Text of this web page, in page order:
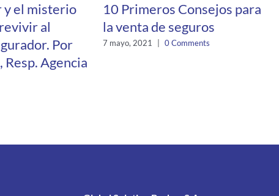
el misterio
al
Por
Resp. Agencia
10 Primeros Consejos para
la venta de seguros
7 mayo, 2021 0 Comments